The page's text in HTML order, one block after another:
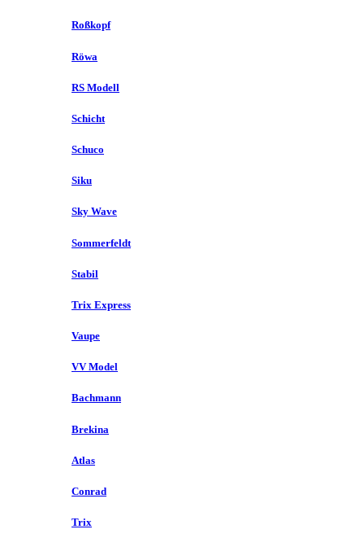
Roßkopf
Röwa
RS Modell
Schicht
Schuco
Siku
Sky Wave
Sommerfeldt
Stabil
Trix Express
Vaupe
VV Model
Bachmann
Brekina
Atlas
Conrad
Trix